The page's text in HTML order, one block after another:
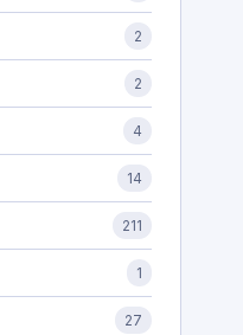
2
2
4
14
211
1
27